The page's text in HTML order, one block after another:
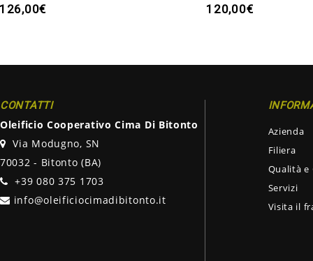
126,00€ 120,00€
CONTATTI
Oleificio Cooperativo Cima Di Bitonto
Via Modugno, SN
70032 - Bitonto (BA)
+39 080 375 1703
info@oleificiocimadibitonto.it
Azienda
Filiera
Qualità e
Servizi
Visita il